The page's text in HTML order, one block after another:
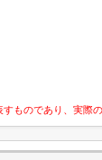
ものであり、実際